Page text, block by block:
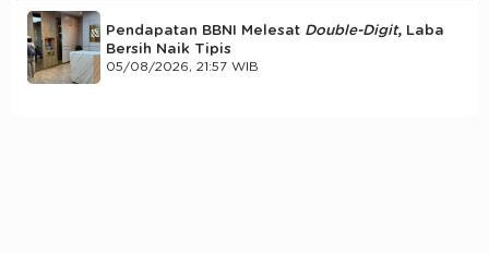
Pendapatan BBNI Melesat Double-Digit, Laba
Bersih Naik Tipis
05/08/2026, 21:57 WIB